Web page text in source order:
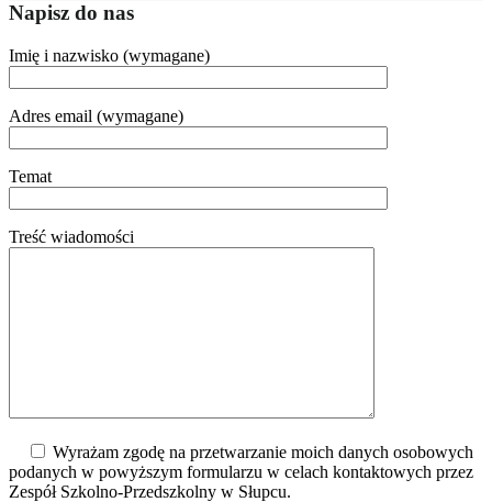
Napisz do nas
Imię i nazwisko (wymagane)
Adres email (wymagane)
Temat
Treść wiadomości
Wyrażam zgodę na przetwarzanie moich danych osobowych
podanych w powyższym formularzu w celach kontaktowych przez
Zespół Szkolno-Przedszkolny w Słupcu.